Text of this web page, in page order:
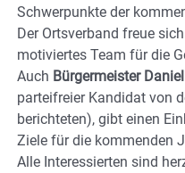
Schwerpunkte der
Der Ortsverband freue
motiviertes Team für die
Auch Bürgermeister
parteifreier Kandidat von
berichteten), gibt einen
Ziele für die kommenden
Alle Interessierten sind